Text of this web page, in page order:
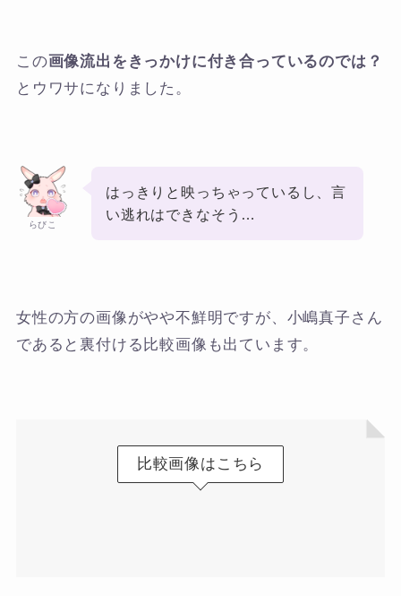
この画像流出をきっかけに付き合っているのでは？
とウワサになりました。
らびこ
はっきりと映っちゃっているし、言
い逃れはできなそう…
女性の方の画像がやや不鮮明ですが、小嶋真子さん
であると裏付ける比較画像も出ています。
比較画像はこちら